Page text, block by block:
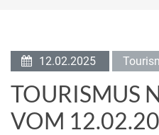
12.02.2025
TOURISMUS
VOM